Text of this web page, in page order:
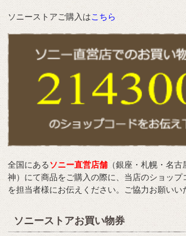
ソニーストアご購入はこちら
全国にあるソニー直営店舗 （銀座・札幌・名
神）にて商品をご購入の際に、当店のショップ
を担当者様にお伝えください。ご協力お願いい
ソニーストアお買い物券